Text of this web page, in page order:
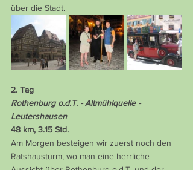
über die Stadt.
2. Tag
Rothenburg o.d.T. - Altmühlquelle -
Leutershausen
48 km, 3.15 Std.
Am Morgen besteigen wir zuerst noch den
Ratshausturm, wo man eine herrliche